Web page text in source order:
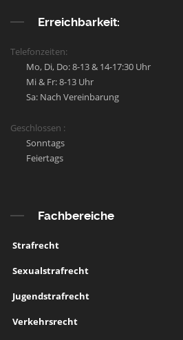
Erreichbarkeit:
Telefonzeiten:
Mo, Di, Do: 8-13 & 14-17:30 Uhr
Mi & Fr: 8-13 Uhr
Sa: Nach Vereinbarung
Geschlossen :
Sonntags
Feiertags
Fachbereiche
Strafrecht
Sexualstrafrecht
Jugendstrafrecht
Verkehrsrecht